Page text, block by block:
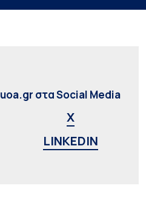
στα Social Media
X
LINKEDIN